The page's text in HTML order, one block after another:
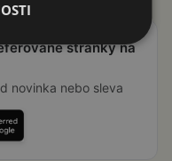
stránky na
novinka nebo sleva